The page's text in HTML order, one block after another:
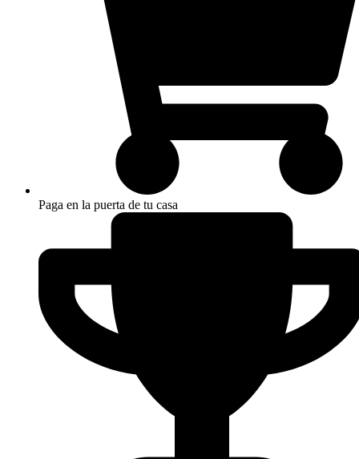
Paga en la puerta de tu casa